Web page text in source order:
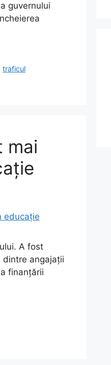
guvernului
traficul
mai
A fost
angajații
finanțării